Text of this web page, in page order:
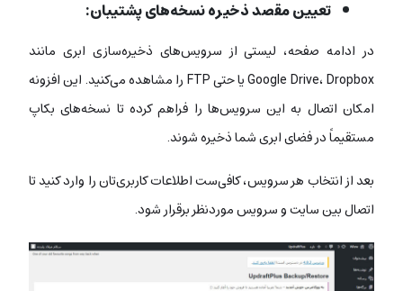
تعیین مقصد ذخیره نسخه‌های پشتیبان:
در ادامه صفحه، لیستی از سرویس‌های ذخیره‌سازی ابری مانند
Google Drive، Dropbox یا حتی FTP را مشاهده می‌کنید. این افزونه
امکان اتصال به این سرویس‌ها را فراهم کرده تا نسخه‌های بکاپ
مستقیماً در فضای ابری شما ذخیره شوند.
بعد از انتخاب هر سرویس، کافی‌ست اطلاعات کاربری‌تان را وارد کنید تا
اتصال بین سایت و سرویس موردنظر برقرار شود.